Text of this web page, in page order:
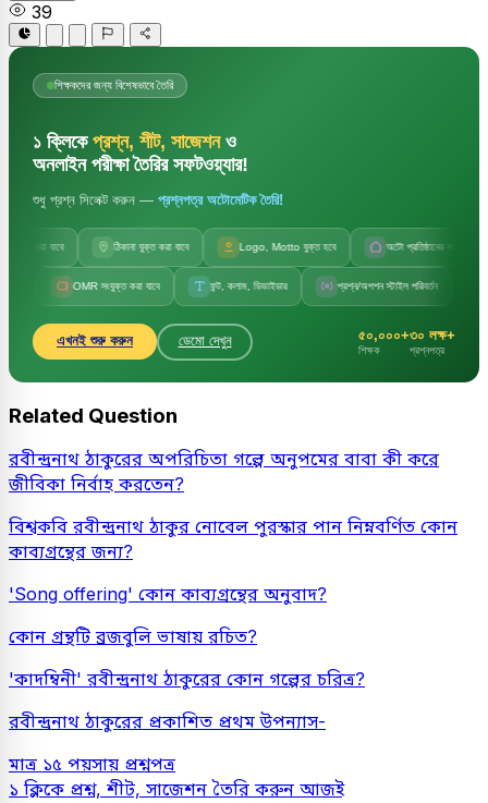
39
শিক্ষকদের জন্য বিশেষভাবে তৈরি
১ ক্লিকে প্রশ্ন, শীট, সাজেশনও
অনলাইন পরীক্ষা তৈরির সফটওয়্যার!
শুধু প্রশ্ন সিলেক্ট করুন — প্রশ্নপত্র অটোমেটিক তৈরি!
ঠিকানা যুক্ত করা যাবে Logo, Motto যুক্ত হবে অটো প্রতিষ্ঠানের নাম
OMR সংযুক্ত করা যাবে ফন্ট, কলাম, ডিভাইডার প্রশ্ন/অপশন স্টাইল পরিবর্তন সেট কোড,
এখনই শুরু করুন ডেমো দেখুন ৫০,০০০+
শিক্ষক
৩০ লক্ষ+
প্রশ্নপত্র
Related Question
রবীন্দ্রনাথ ঠাকুরের অপরিচিতা গল্পে অনুপমের বাবা কী করে
জীবিকা নির্বাহ করতেন?
বিশ্বকবি রবীন্দ্রনাথ ঠাকুর নোবেল পুরস্কার পান নিম্নবর্ণিত কোন
কাব্যগ্রন্থের জন্য?
'Song offering' কোন কাব্যগ্রন্থের অনুবাদ?
কোন গ্রন্থটি ব্রজবুলি ভাষায় রচিত?
'কাদম্বিনী' রবীন্দ্রনাথ ঠাকুরের কোন গল্পের চরিত্র?
রবীন্দ্রনাথ ঠাকুরের প্রকাশিত প্রথম উপন্যাস-
মাত্র ১৫ পয়সায় প্রশ্নপত্র
১ ক্লিকে প্রশ্ন, শীট, সাজেশন তৈরি করুন আজই